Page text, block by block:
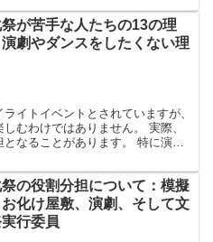
が苦手な人たちの13の理
劇やダンスをしたくない理
イトイベントとされていますが、
むわけではありません。 実際、
なることがあります。 特に演劇
の役割分担について：模擬
お化け屋敷、演劇、そして文
行委員